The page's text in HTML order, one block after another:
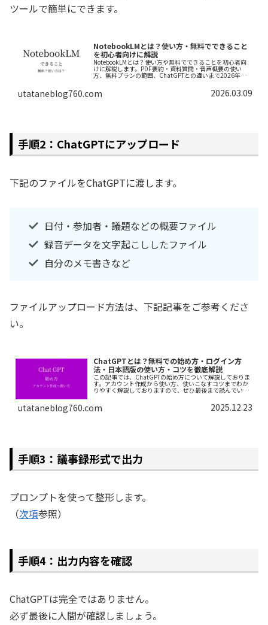
ツールで簡単にできます。
NotebookLMとは？使い方・無料でできること
を初心者向けに解説
NotebookLMとは？使い方や無料でできることを初心者向
けに解説します。PDF要約・資料質問・音声概要の使い
方、無料プランの範囲、ChatGPTとの違いまで2026年最
utataneblog760.com 2026.03.09
手順2：ChatGPTにアップロード
下記のファイルをChatGPTに渡します。
日付・参加者・議題などの概要ファイル
録音データを文字起こししたファイル
自分のメモ書きなど
ファイルアップロード方法は、下記記事をご参考くださ
い。
ChatGPTとは？無料での始め方・ログイン方
法・日本語版の使い方・コツを徹底解説
この記事では、ChatGPTの始め方について解説しておりま
す。アカウント作成から使い方、使いこなすコツまでわか
りやすく解説しておりますので、ぜひ最後まで読んでいっ
utataneblog760.com 2025.12.23
手順3：議事録形式で出力
プロンプトを使って整形します。
（次項参照）
手順4：出力内容を確認
ChatGPTは完全ではありません。
必ず最後に人間が確認しましょう。